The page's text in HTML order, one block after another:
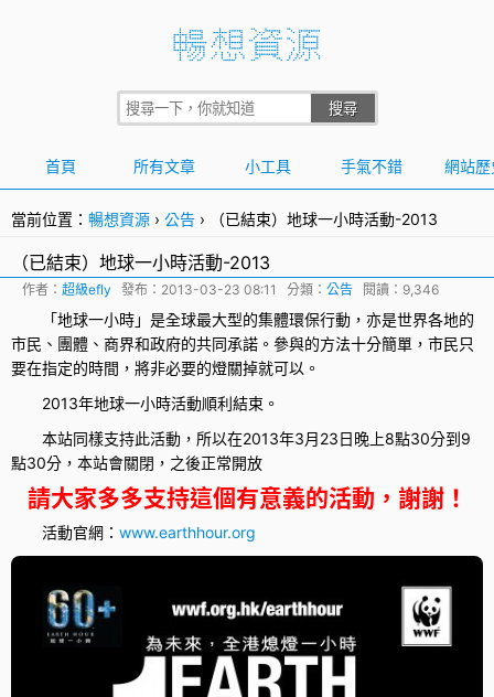
首頁 所有文章 小工具 手氣不錯 網站歷
當前位置： 暢想資源 › 公告 › （已結束）地球一小時活動-2013
（已結束）地球一小時活動-2013
作者： 超級efly 發布： 2013-03-23 08:11 分類： 公告 閱讀：9,346
「地球一小時」是全球最大型的集體環保行動，亦是世界各地的
市民、團體、商界和政府的共同承諾。參與的方法十分簡單，市民只
要在指定的時間，將非必要的燈關掉就可以。
2013年地球一小時活動順利結束。
本站同樣支持此活動，所以在2013年3月23日晚上8點30分到9
點30分，本站會關閉，之後正常開放
請大家多多支持這個有意義的活動，謝謝！
活動官網： www.earthhour.org